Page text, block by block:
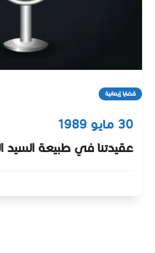
قضايا إيمانية
30 مايو 1989
عقيدتنا في طبيعة السيد